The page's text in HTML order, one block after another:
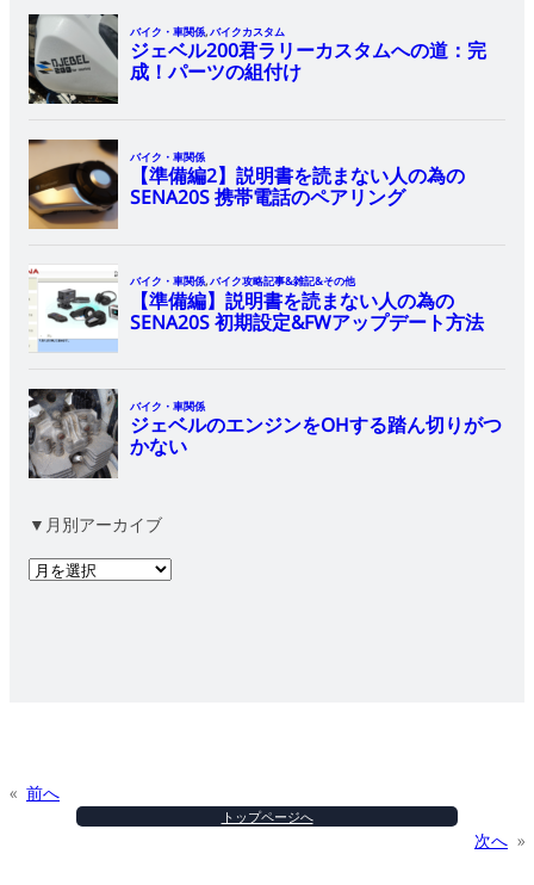
▼月別アーカイブ
ア
« 前へ
トップページへ
次へ »